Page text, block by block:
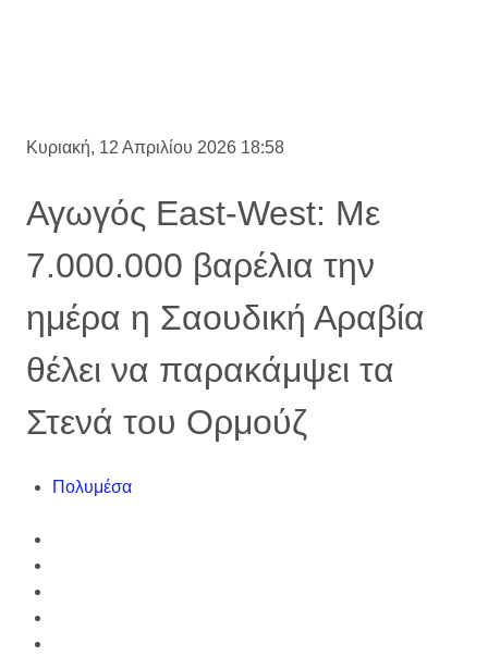
Κυριακή, 12 Απριλίου 2026 18:58
Αγωγός East-West: Με
7.000.000 βαρέλια την
ημέρα η Σαουδική Αραβία
θέλει να παρακάμψει τα
Στενά του Ορμούζ
Πολυμέσα